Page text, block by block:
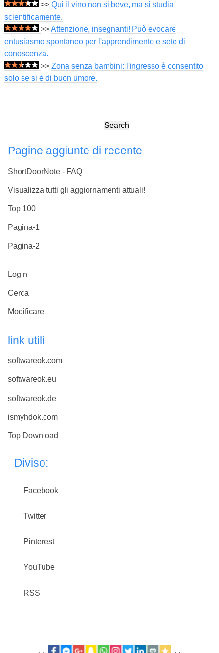
>> Qui il vino non si beve, ma si studia
scientificamente.
>>Attenzione, insegnanti! Può evocare
entusiasmo spontaneo per l'apprendimento e sete di
conoscenza.
>> Zona senza bambini: l'ingresso è consentito
solo se si è di buon umore.
Search
Pagine aggiunte di recente
ShortDoorNote - FAQ
Visualizza tutti gli aggiornamenti attuali!
Top 100
Pagina-1
Pagina-2
Login
Cerca
Modificare
link utili
softwareok.com
softwareok.eu
softwareok.de
ismyhdok.com
Top Download
Diviso:
Facebook
Twitter
Pinterest
YouTube
RSS